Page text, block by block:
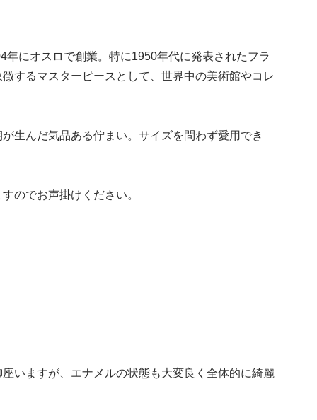
にオスロで創業。特に1950年代に発表されたフラ
するマスターピースとして、世界中の美術館やコレ
生んだ気品ある佇まい。サイズを問わず愛用でき
のでお声掛けください。
いますが、エナメルの状態も大変良く全体的に綺麗